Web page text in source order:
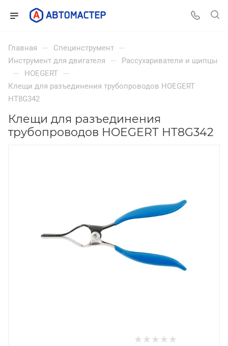
Главная — Специнструмент —
Инструмент для двигателя — Рассухариватели и щипцы
— HOEGERT —
Клещи для разъединения трубопроводов HOEGERT
HT8G342
Клещи для разъединения
трубопроводов HOEGERT HT8G342